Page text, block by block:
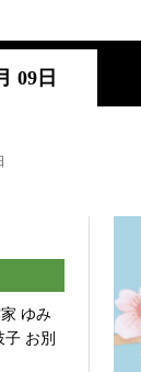
09日
ゆみ
子 お別